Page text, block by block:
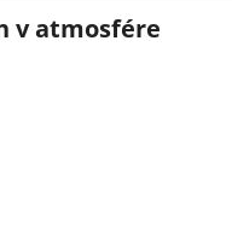
v atmosfére